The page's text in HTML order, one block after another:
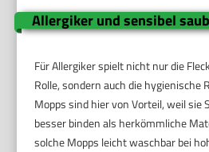
Allergiker und sensibel
Für Allergiker spielt nicht nur die
Rolle, sondern auch die hygienische
Mopps sind hier von Vorteil, weil sie
besser binden als herkömmliche
solche Mopps leicht waschbar bei